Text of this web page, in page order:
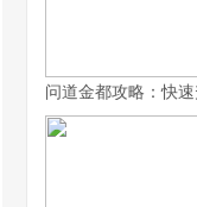
问道金都攻略：快